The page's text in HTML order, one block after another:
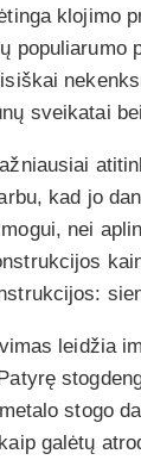
klojimo
populiarumo
sveikatai
kad jo
nei
leidžia
stogo
galėtų